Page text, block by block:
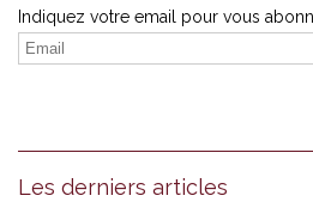
Indiquez votre email pour vous
Les derniers articles